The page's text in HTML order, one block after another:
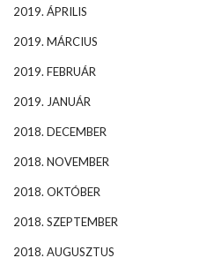
2019. ÁPRILIS
2019. MÁRCIUS
2019. FEBRUÁR
2019. JANUÁR
2018. DECEMBER
2018. NOVEMBER
2018. OKTÓBER
2018. SZEPTEMBER
2018. AUGUSZTUS